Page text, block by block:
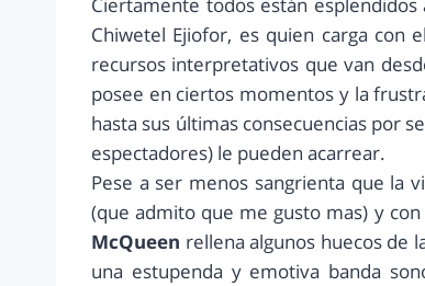
Ciertamente todos están
Chiwetel Ejiofor, es quien carga con
recursos interpretativos que van
posee en ciertos momentos y la
hasta sus últimas consecuencias por
espectadores) le pueden acarrear.
Pese a ser menos sangrienta que la
(que admito que me gusto mas) y
McQueen rellena algunos huecos de
una estupenda y emotiva banda